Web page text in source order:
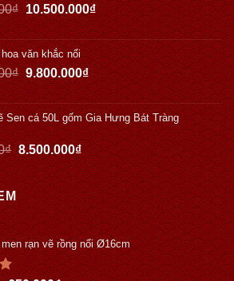
₫ 10.500.000₫
văn khắc nổi
₫ 9.800.000₫
Sen cá 50L gốm Gia Hưng Bát Tràng
₫ 8.500.000₫
rạn vẽ rồng nổi Ø16cm